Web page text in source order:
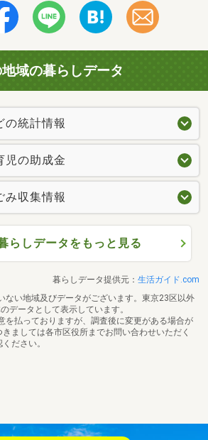
域の暮らしデータ
の統計情報
児の助成金
み収集情報
らしデータをもっと見る
暮らしデータ提供元： 生活ガイド.com
ない地域及びデータがございます。東京23区以外
データとして表示しています。
を払っておりますが、調査後に変更がある場合が
ましては各市区役所までお問い合わせいただく
ださい。